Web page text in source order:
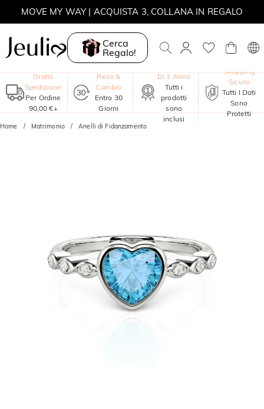
SALDI ESTIVI | -30% SUL 2° ARTICOLO | CODICE: SUMMER
MOVE MY WAY | ACQUISTA 3, COLLANA IN REGALO
Cerca
Regalo!
Gratis
Spedizione
Per Ordine
90,00 €+
Reso &
Cambio
Entro 30
Giorni
Di 1 Anno
Tutti i
prodotti
sono
inclusi
Shopping
Sicuro
Tutti I Dati
Sono
Protetti
Home Matrimonio Anelli di Fidanzamento